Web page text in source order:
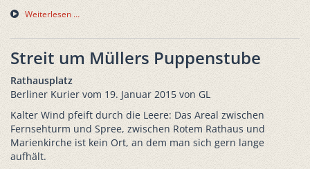
Weiterlesen …
Streit um Müllers Puppenstube
Rathausplatz
Berliner Kurier vom 19. Januar 2015 von GL
Kalter Wind pfeift durch die Leere: Das Areal zwischen
Fernsehturm und Spree, zwischen Rotem Rathaus und
Marienkirche ist kein Ort, an dem man sich gern lange
aufhält.